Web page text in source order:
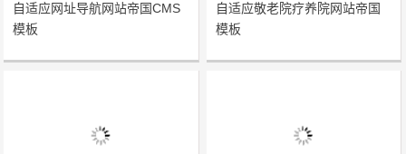
自适应网址导航网站帝国CMS
模板
自适应敬老院疗养院网站帝国
模板